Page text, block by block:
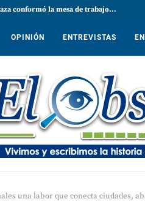
conformó la mesa de trabajo...
OPINIÓN ENTREVISTAS
una labor que conecta ciudades,